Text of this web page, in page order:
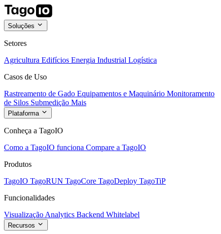
Soluções
Setores
Agricultura Edifícios Energia Industrial Logística
Casos de Uso
Rastreamento de Gado Equipamentos e Maquinário Monitoramento
de Silos Submedição Mais
Plataforma
Conheça a TagoIO
Como a TagoIO funciona Compare a TagoIO
Produtos
TagoIO TagoRUN TagoCore TagoDeploy TagoTiP
Funcionalidades
Visualização Analytics Backend Whitelabel
Recursos